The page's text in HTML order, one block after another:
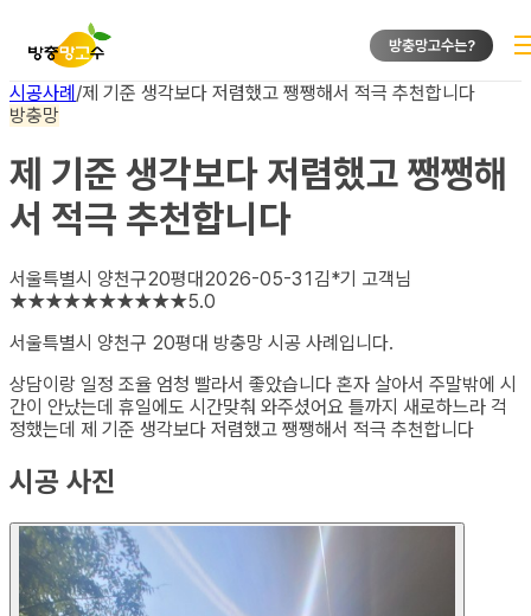
방충망고수는?
시공사례/제 기준 생각보다 저렴했고 쨍쨍해서 적극 추천합니다
방충망
제 기준 생각보다 저렴했고 쨍쨍해
서 적극 추천합니다
서울특별시 양천구20평대2026-05-31 김*기 고객님
★★★★★★★★★★5.0
서울특별시 양천구 20평대 방충망 시공 사례입니다.
상담이랑 일정 조율 엄청 빨라서 좋았습니다 혼자 살아서 주말밖에 시
간이 안났는데 휴일에도 시간맞춰 와주셨어요 틀까지 새로하느라 걱
정했는데 제 기준 생각보다 저렴했고 쨍쨍해서 적극 추천합니다
시공 사진